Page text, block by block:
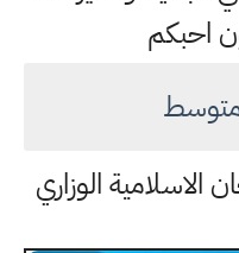
احبكم
الاسلامية الوزاري